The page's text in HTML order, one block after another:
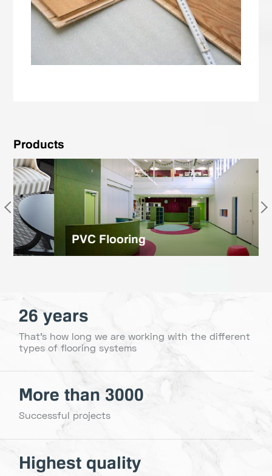
Products
PVC Flooring
26 years
That's how long we are working with the different
types of flooring systems
More than 3000
Successful projects
Highest quality